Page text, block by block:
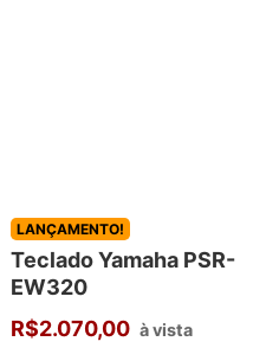
LANÇAMENTO!
Teclado Yamaha PSR-
EW320
R$2.070,00 à vista